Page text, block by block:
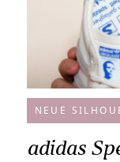
NEUE
adidas